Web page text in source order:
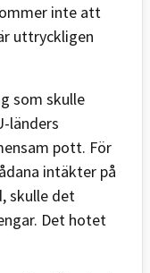
inte att
uttryckligen
som skulle
länders
pott. För
intäkter på
skulle det
Det hotet